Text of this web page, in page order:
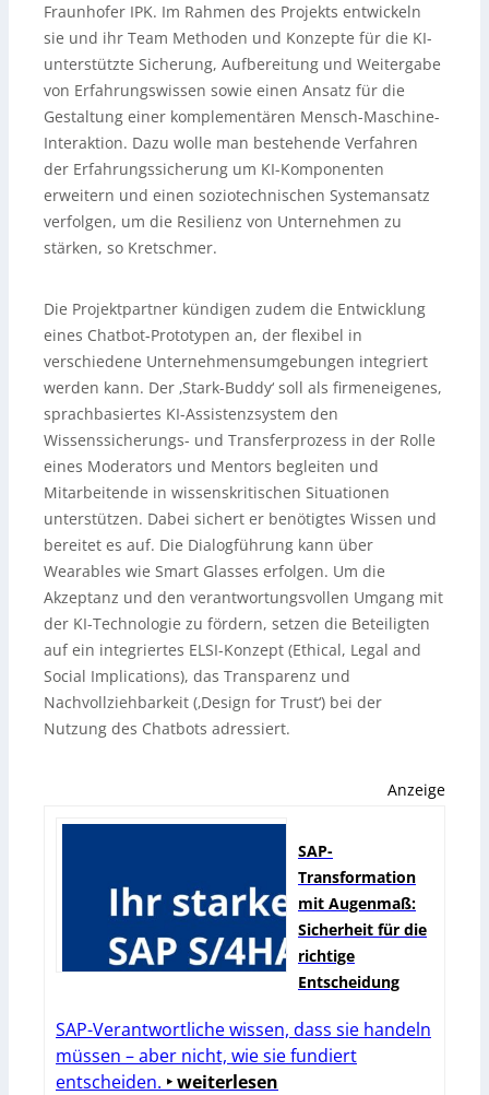
Fraunhofer IPK. Im Rahmen des Projekts entwickeln
sie und ihr Team Methoden und Konzepte für die KI-
unterstützte Sicherung, Aufbereitung und Weitergabe
von Erfahrungswissen sowie einen Ansatz für die
Gestaltung einer komplementären Mensch-Maschine-
Interaktion. Dazu wolle man bestehende Verfahren
der Erfahrungssicherung um KI-Komponenten
erweitern und einen soziotechnischen Systemansatz
verfolgen, um die Resilienz von Unternehmen zu
stärken, so Kretschmer.
Die Projektpartner kündigen zudem die Entwicklung
eines Chatbot-Prototypen an, der flexibel in
verschiedene Unternehmensumgebungen integriert
werden kann. Der ‚Stark-Buddy‘ soll als firmeneigenes,
sprachbasiertes KI-Assistenzsystem den
Wissenssicherungs- und Transferprozess in der Rolle
eines Moderators und Mentors begleiten und
Mitarbeitende in wissenskritischen Situationen
unterstützen. Dabei sichert er benötigtes Wissen und
bereitet es auf. Die Dialogführung kann über
Wearables wie Smart Glasses erfolgen. Um die
Akzeptanz und den verantwortungsvollen Umgang mit
der KI-Technologie zu fördern, setzen die Beteiligten
auf ein integriertes ELSI-Konzept (Ethical, Legal and
Social Implications), das Transparenz und
Nachvollziehbarkeit (‚Design for Trust‘) bei der
Nutzung des Chatbots adressiert.
Anzeige
SAP-
Transformation
mit Augenmaß:
Sicherheit für die
richtige
Entscheidung
SAP-Verantwortliche wissen, dass sie handeln
müssen – aber nicht, wie sie fundiert
entscheiden. ‣ weiterlesen